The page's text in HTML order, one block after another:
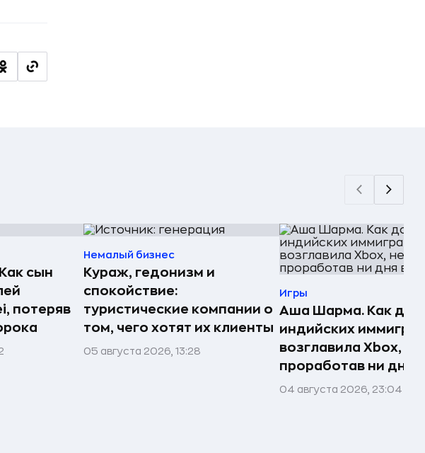
сын
потеряв
Немалый бизнес
Кураж, гедонизм и
спокойствие:
туристические компании о
том, чего хотят их клиенты
05 августа 2026, 13:28
Игры
Аша Шарма. Как
индийских
возглавила Xbox, не
проработав ни дня
04 августа 2026, 23:04